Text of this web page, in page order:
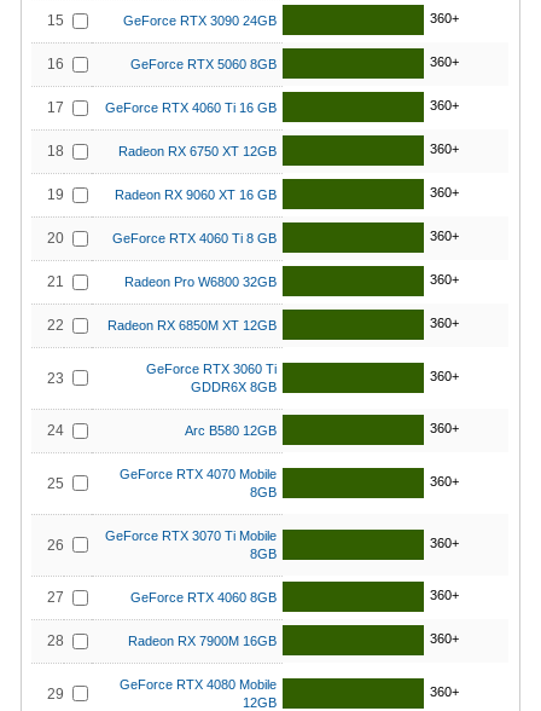
15 GeForce RTX 3090 24GB 360+
16 GeForce RTX 5060 8GB 360+
17 GeForce RTX 4060 Ti 16 GB 360+
18 Radeon RX 6750 XT 12GB 360+
19 Radeon RX 9060 XT 16 GB 360+
20 GeForce RTX 4060 Ti 8 GB 360+
21 Radeon Pro W6800 32GB 360+
22 Radeon RX 6850M XT 12GB 360+
23
GeForce RTX 3060 Ti
GDDR6X 8GB
360+
24 Arc B580 12GB 360+
25
GeForce RTX 4070 Mobile
8GB
360+
26
GeForce RTX 3070 Ti Mobile
8GB
360+
27 GeForce RTX 4060 8GB 360+
28 Radeon RX 7900M 16GB 360+
29
GeForce RTX 4080 Mobile
12GB
360+